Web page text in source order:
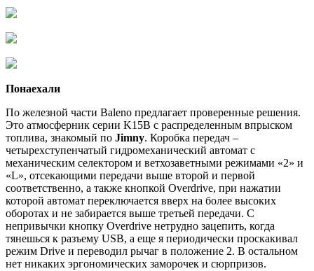
Понаехали
По железной части Baleno предлагает проверенные решения.
Это атмосферник серии K15B с распределенным впрыском
топлива, знакомый по Jimny. Коробка передач –
четырехступенчатый гидромеханический автомат с
механическим селектором и ветхозаветными режимами «2» и
«L», отсекающими передачи выше второй и первой
соответственно, а также кнопкой Overdrive, при нажатии
которой автомат переключается вверх на более высоких
оборотах и не забирается выше третьей передачи. С
непривычки кнопку Overdrive нетрудно зацепить, когда
тянешься к разъему USB, а еще я периодически проскакивал
режим Drive и переводил рычаг в положение 2. В остальном
нет никаких эргономических заморочек и сюрпризов.